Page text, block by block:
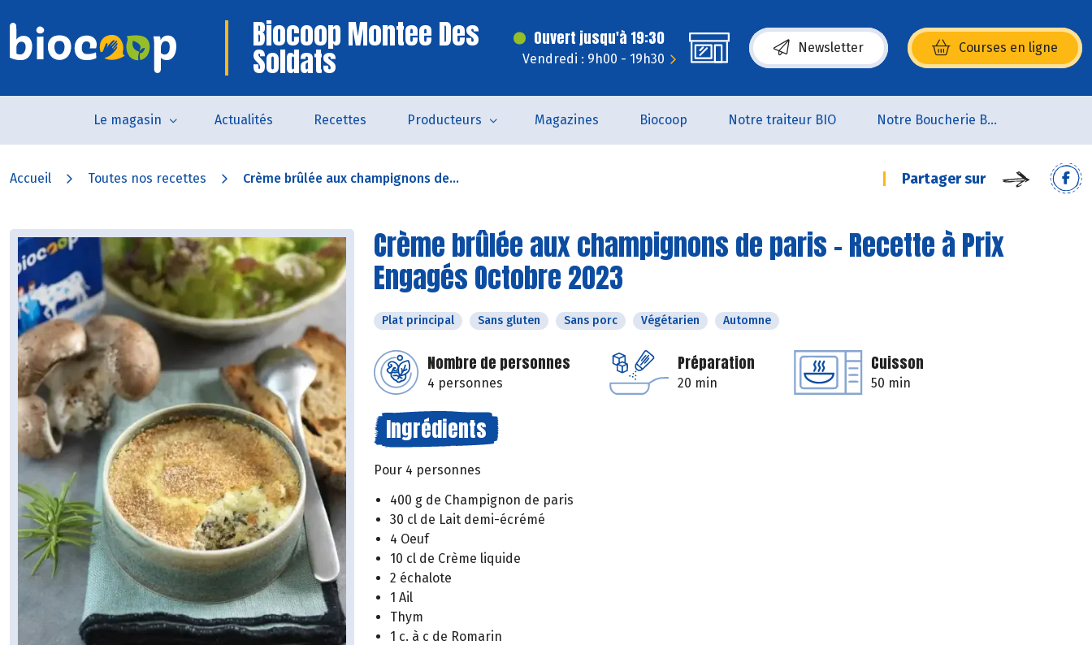
Biocoop Montee Des
Soldats
Ouvert jusqu'à 19:30
Vendredi : 9h00 - 19h30
Newsletter Courses en ligne
(s’ouvre dans une nouvelle fenêtre)
Le magasin Actualités Recettes Producteurs Magazines Biocoop Notre traiteur BIO Notre Boucherie BIO
Accueil Toutes nos recettes Crème brûlée aux champignons de... Partager sur
Crème brûlée aux champignons de paris - Recette à Prix
Engagés Octobre 2023
Plat principal Sans gluten Sans porc Végétarien Automne
Nombre de personnes
4 personnes
Préparation
20 min
Cuisson
50 min
Ingrédients
Pour 4 personnes
400 g de Champignon de paris
30 cl de Lait demi-écrémé
4 Oeuf
10 cl de Crème liquide
2 échalote
1 Ail
Thym
1 c. à c de Romarin